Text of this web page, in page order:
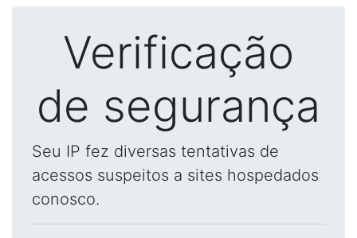
Verificação
de segurança
Seu IP fez diversas tentativas de
acessos suspeitos a sites hospedados
conosco.